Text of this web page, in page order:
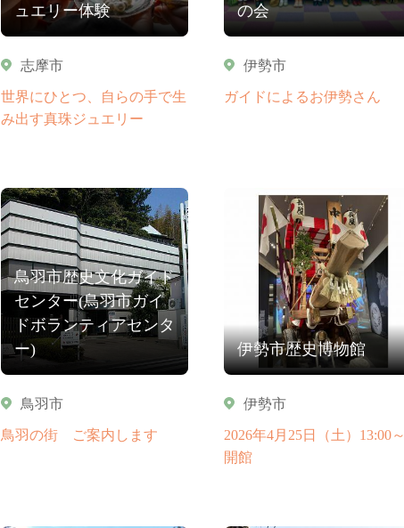
ュエリー体験
志摩市
世界にひとつ、自らの手で生
み出す真珠ジュエリー
の会
伊勢市
ガイドによるお伊勢さん
鳥羽市歴史文化ガイド
センター(鳥羽市ガイ
ドボランティアセンタ
ー)
鳥羽市
鳥羽の街 ご案内します
伊勢市歴史博物館
伊勢市
2026年4月25日（土）13:00～
開館